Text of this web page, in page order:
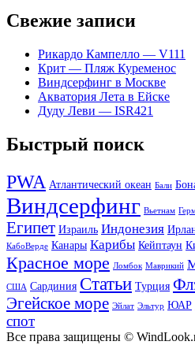
Свежие записи
Рикардо Кампелло — V111
Крит — Пляж Куременос
Виндсерфинг в Москве
Акватория Лета в Ейске
Дуду Леви — ISR421
Быстрый поиск
PWA Атлантический океан Бали
Виндсерфинг Вьетнам
Египет Израиль Индонезия
КабоВерде Канары Карибы Кейптаун
Красное море Ломбок Маврикий
США Сардиния Статьи Турция
Эгейское море Эйлат Эльтур ЮАР
спот
Все права защищены ©